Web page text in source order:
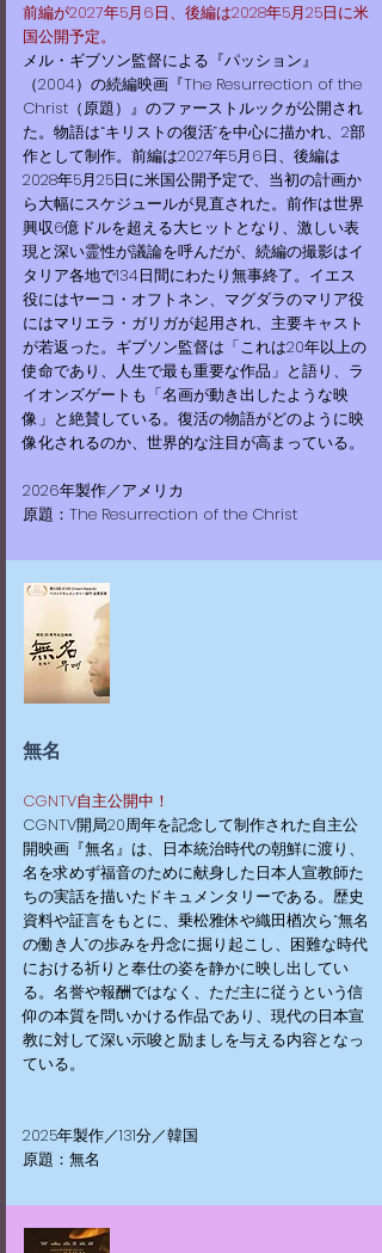
前編が2027年5月6日、後編は2028年5月25日に米
国公開予定。
​メル・ギブソン監督による『パッション』
（2004）の続編映画『The Resurrection of the
Christ（原題）』のファーストルックが公開され
た。物語は“キリストの復活”を中心に描かれ、2部
作として制作。前編は2027年5月6日、後編は
2028年5月25日に米国公開予定で、当初の計画か
ら大幅にスケジュールが見直された。前作は世界
興収6億ドルを超える大ヒットとなり、激しい表
現と深い霊性が議論を呼んだが、続編の撮影はイ
タリア各地で134日間にわたり無事終了。イエス
役にはヤーコ・オフトネン、マグダラのマリア役
にはマリエラ・ガリガが起用され、主要キャスト
が若返った。ギブソン監督は「これは20年以上の
使命であり、人生で最も重要な作品」と語り、ラ
イオンズゲートも「名画が動き出したような映
像」と絶賛している。復活の物語がどのように映
像化されるのか、世界的な注目が高まっている。
​​2026年製作／アメリカ
原題：The Resurrection of the Christ
無名
CGNTV自主公開中！
​CGNTV開局20周年を記念して制作された自主公
開映画『無名』は、日本統治時代の朝鮮に渡り、
名を求めず福音のために献身した日本人宣教師た
ちの実話を描いたドキュメンタリーである。歴史
資料や証言をもとに、乗松雅休や織田楢次ら“無名
の働き人”の歩みを丹念に掘り起こし、困難な時代
における祈りと奉仕の姿を静かに映し出してい
る。名誉や報酬ではなく、ただ主に従うという信
仰の本質を問いかける作品であり、現代の日本宣
教に対して深い示唆と励ましを与える内容となっ
ている。
​2025年製作／131分／韓国
原題：無名